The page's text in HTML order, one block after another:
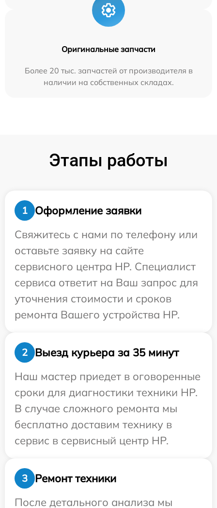
Оригинальные запчасти
Более 20 тыс. запчастей от производителя в
наличии на собственных складах.
Этапы работы
1
Оформление заявки
Свяжитесь с нами по телефону или
оставьте заявку на сайте
сервисного центра HP. Специалист
сервиса ответит на Ваш запрос для
уточнения стоимости и сроков
ремонта Вашего устройства HP.
2
Выезд курьера за 35 минут
Наш мастер приедет в оговоренные
сроки для диагностики техники HP.
В случае сложного ремонта мы
бесплатно доставим технику в
сервис в сервисный центр HP.
3
Ремонт техники
После детального анализа мы